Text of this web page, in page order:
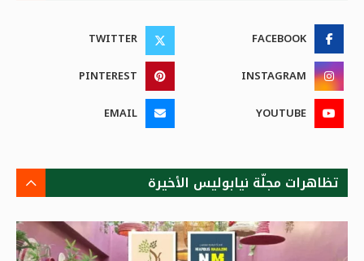
FACEBOOK
TWITTER
INSTAGRAM
PINTEREST
YOUTUBE
EMAIL
تظاهرات مجلّة نيابوليس الأخيرة